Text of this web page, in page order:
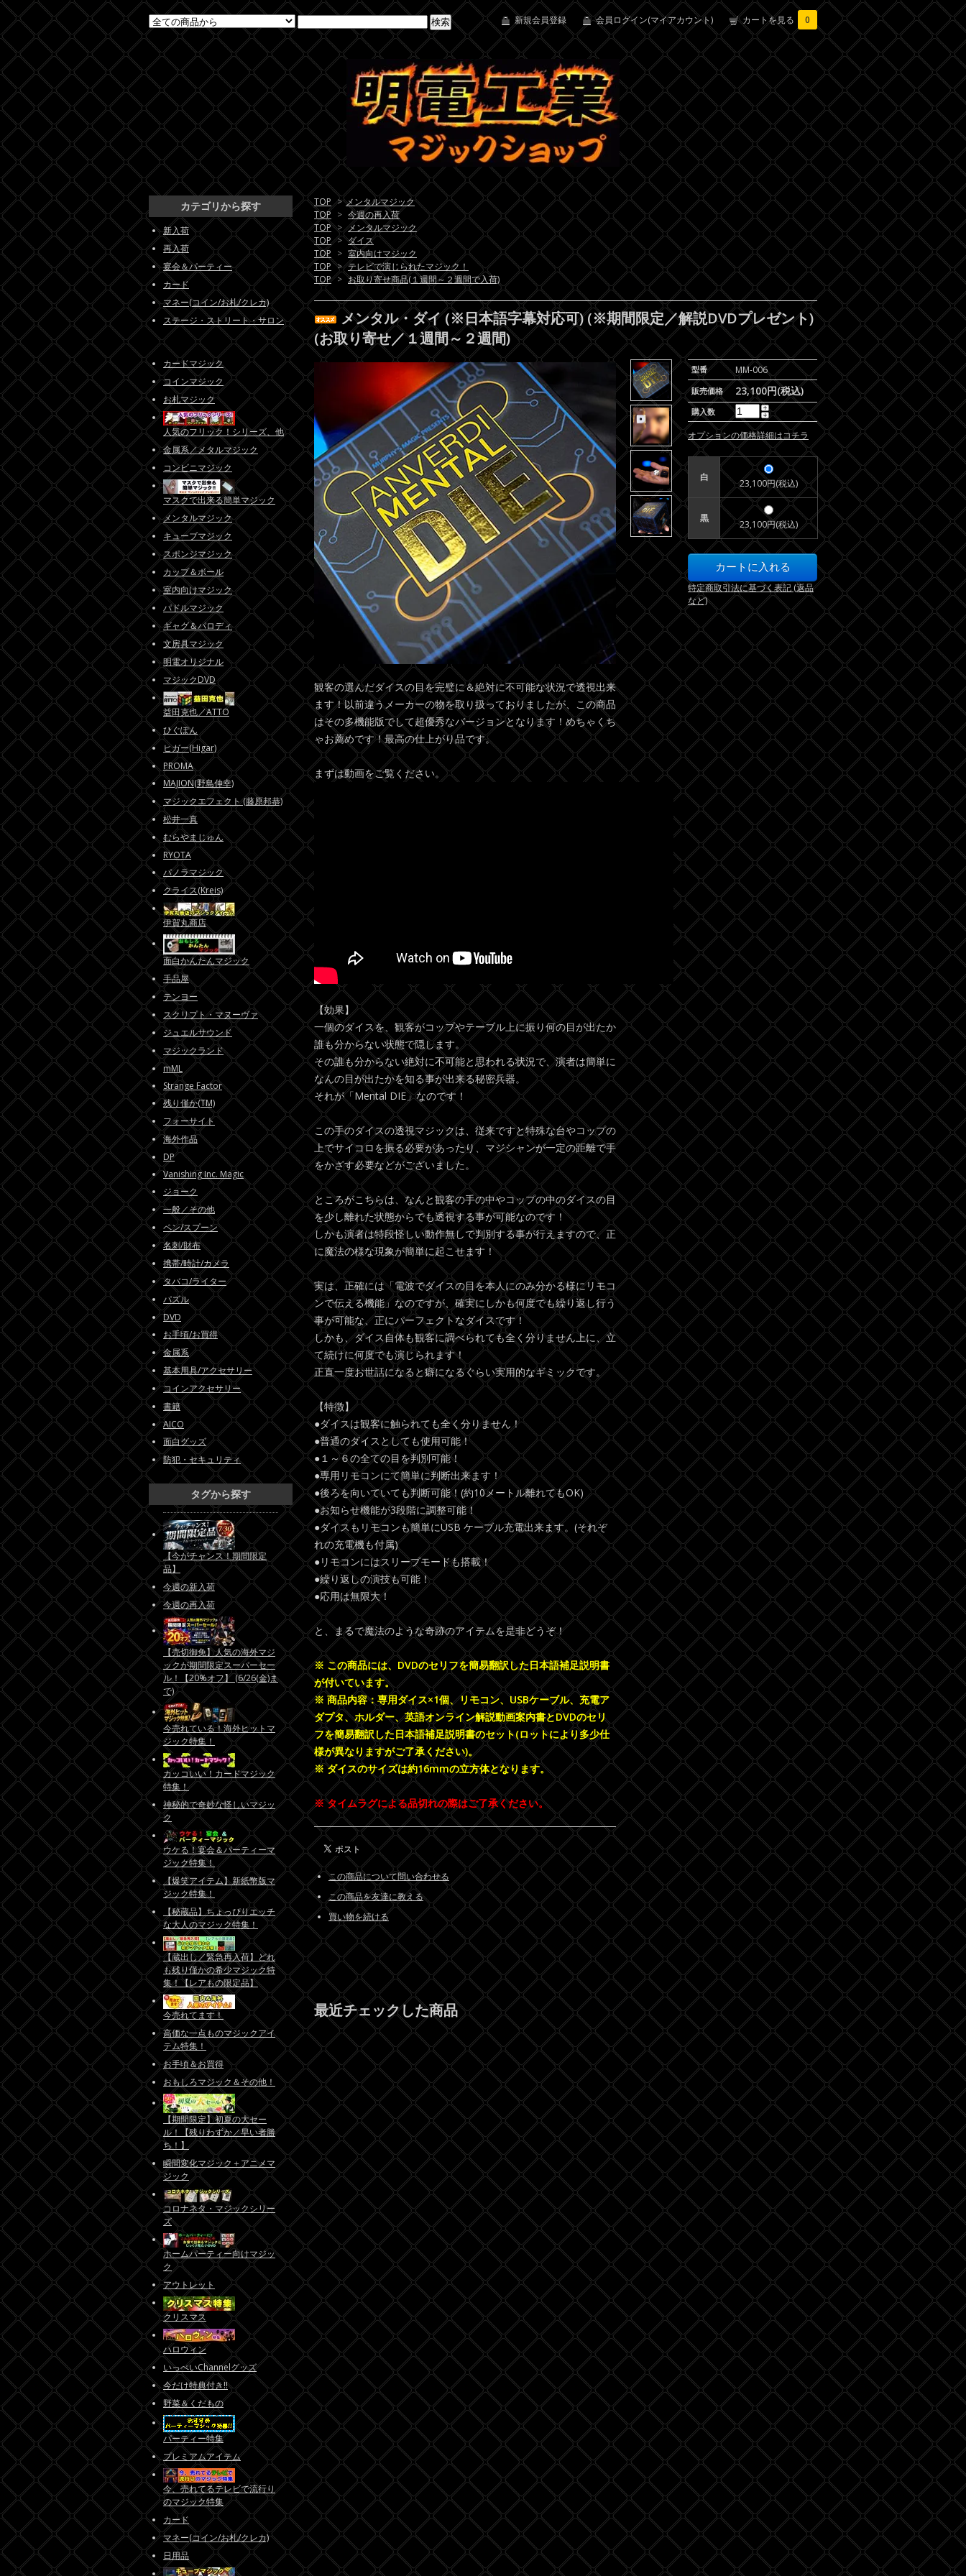
新規会員登録 会員ログイン(マイアカウント) カートを見る 0
TOP > メンタルマジック
TOP > 今週の再入荷
TOP > メンタルマジック
TOP > ダイス
TOP > 室内向けマジック
TOP > テレビで演じられたマジック！
TOP > お取り寄せ商品(１週間～２週間で入荷)
メンタル・ダイ (※日本語字幕対応可) (※期間限定／解説DVDプレゼント)
(お取り寄せ／１週間～２週間)
型番 MM-006
販売価格 23,100円(税込)
購入数
オプションの価格詳細はコチラ
白
23,100円(税込)
黒
23,100円(税込)
特定商取引法に基づく表記 (返品
など)
観客の選んだダイスの目を完璧に＆絶対に不可能な状況で透視出来
ます！以前違うメーカーの物を取り扱っておりましたが、この商品
はその多機能版でして超優秀なバージョンとなります！めちゃくち
ゃお薦めです！最高の仕上がり品です。
まずは動画をご覧ください。
【効果】
一個のダイスを、観客がコップやテーブル上に振り何の目が出たか
誰も分からない状態で隠します。
その誰も分からない絶対に不可能と思われる状況で、演者は簡単に
なんの目が出たかを知る事が出来る秘密兵器。
それが「Mental DIE」なのです！
この手のダイスの透視マジックは、従来ですと特殊な台やコップの
上でサイコロを振る必要があったり、マジシャンが一定の距離で手
をかざす必要などがございました。
ところがこちらは、なんと観客の手の中やコップの中のダイスの目
を少し離れた状態からでも透視する事が可能なのです！
しかも演者は特段怪しい動作無しで判別する事が行えますので、正
に魔法の様な現象が簡単に起こせます！
実は、正確には「電波でダイスの目を本人にのみ分かる様にリモコ
ンで伝える機能」なのですが、確実にしかも何度でも繰り返し行う
事が可能な、正にパーフェクトなダイスです！
しかも、ダイス自体も観客に調べられても全く分りません上に、立
て続けに何度でも演じられます！
正直一度お世話になると癖になるぐらい実用的なギミックです。
【特徴】
●ダイスは観客に触られても全く分りません！
●普通のダイスとしても使用可能！
●１～６の全ての目を判別可能！
●専用リモコンにて簡単に判断出来ます！
●後ろを向いていても判断可能！(約10メートル離れてもOK)
●お知らせ機能が3段階に調整可能！
●ダイスもリモコンも簡単にUSB ケーブル充電出来ます。(それぞ
れの充電機も付属)
●リモコンにはスリープモードも搭載！
●繰り返しの演技も可能！
●応用は無限大！
と、まるで魔法のような奇跡のアイテムを是非どうぞ！
※ この商品には、DVDのセリフを簡易翻訳した日本語補足説明書
が付いています。
※ 商品内容：専用ダイス×1個、リモコン、USBケーブル、充電ア
ダプタ、ホルダー、英語オンライン解説動画案内書とDVDのセリ
フを簡易翻訳した日本語補足説明書のセット(ロットにより多少仕
様が異なりますがご了承ください)。
※ ダイスのサイズは約16mmの立方体となります。
※ タイムラグによる品切れの際はご了承ください。
この商品について問い合わせる
この商品を友達に教える
買い物を続ける
最近チェックした商品
カテゴリから探す
新入荷
再入荷
宴会＆パーティー
カード
マネー(コイン/お札/クレカ)
ステージ・ストリート・サロン
カードマジック
コインマジック
お札マジック
人気のフリック！シリーズ、他
金属系／メタルマジック
コンビニマジック
マスクで出来る簡単マジック
メンタルマジック
キューブマジック
スポンジマジック
カップ＆ボール
室内向けマジック
パドルマジック
ギャグ＆パロディ
文房具マジック
明電オリジナル
マジックDVD
益田克也／ATTO
ひぐぽん
ヒガー(Higar)
PROMA
MAJION(野島伸幸)
マジックエフェクト (藤原邦恭)
松井一真
むらやまじゅん
RYOTA
パノラマジック
クライス(Kreis)
伊賀丸商店
面白かんたんマジック
手品屋
テンヨー
スクリプト・マヌーヴァ
ジュエルサウンド
マジックランド
mML
Strange Factor
残り僅か(TM)
フォーサイト
海外作品
DP
Vanishing Inc. Magic
ジョーク
一般／その他
ペン/スプーン
名刺/財布
携帯/時計/カメラ
タバコ/ライター
パズル
DVD
お手頃/お買得
金属系
基本用具/アクセサリー
コインアクセサリー
書籍
AICO
面白グッズ
防犯・セキュリティ
タグから探す
【今がチャンス！期間限定
品】
今週の新入荷
今週の再入荷
【売切御免】人気の海外マジ
ックが期間限定スーパーセー
ル！【20%オフ】 (6/26(金)ま
で)
今売れている！海外ヒットマ
ジック特集！
カッコいい！カードマジック
特集！
神秘的で奇妙な怪しいマジッ
ク
ウケる！宴会＆パーティーマ
ジック特集！
【爆笑アイテム】新紙幣版マ
ジック特集！
【秘蔵品】ちょっぴりエッチ
な大人のマジック特集！
【蔵出し／緊急再入荷】どれ
も残り僅かの希少マジック特
集！【レアもの限定品】
今売れてます！
高価な一点ものマジックアイ
テム特集！
お手頃＆お買得
おもしろマジック＆その他！
【期間限定】初夏の大セー
ル！【残りわずか／早い者勝
ち！】
瞬間変化マジック＋アニメマ
ジック
コロナネタ・マジックシリー
ズ
ホームパーティー向けマジッ
ク
アウトレット
クリスマス
ハロウィン
いっぺいChannelグッズ
今だけ特典付き!!
野菜＆くだもの
パーティー特集
プレミアムアイテム
今、売れてるテレビで流行り
のマジック特集
カード
マネー(コイン/お札/クレカ)
日用品